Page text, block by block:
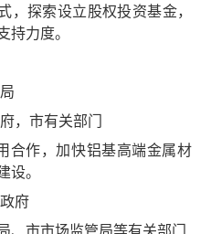
，探索设立股权投资基金，
持力度。
，市有关部门
合作，加快铝基高端金属材
设。
府
、市市场监管局等有关部门